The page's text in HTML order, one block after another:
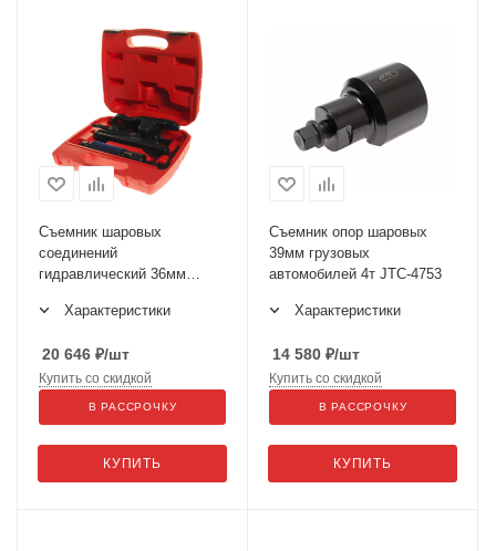
Съемник шаровых
соединений
гидравлический 36мм
Характеристики
20 646 ₽/шт
КУПИТЬ
Купить со скидкой
В РАССРОЧКУ
Съемник опор шаровых
39мм грузовых
автомобилей 4т JTC-4753
Характеристики
14 580 ₽/шт
КУПИТЬ
Купить со скидкой
В РАССРОЧКУ